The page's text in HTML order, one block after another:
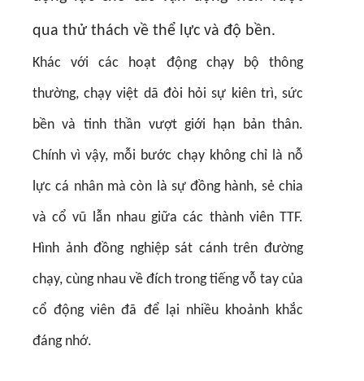
qua thử thách về thể lực và độ bền.
Khác với các hoạt động chạy bộ thông
thường, chạy việt dã đòi hỏi sự kiên trì, sức
bền và tinh thần vượt giới hạn bản thân.
Chính vì vậy, mỗi bước chạy không chỉ là nỗ
lực cá nhân mà còn là sự đồng hành, sẻ chia
và cổ vũ lẫn nhau giữa các thành viên TTF.
Hình ảnh đồng nghiệp sát cánh trên đường
chạy, cùng nhau về đích trong tiếng vỗ tay của
cổ động viên đã để lại nhiều khoảnh khắc
đáng nhớ.